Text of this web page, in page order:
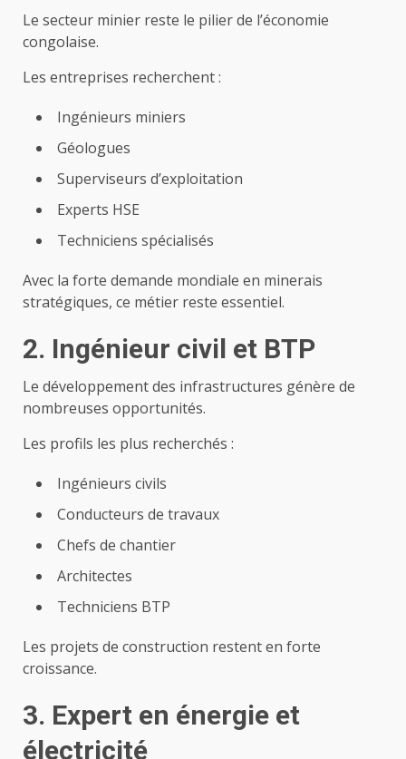
Le secteur minier reste le pilier de l’économie
congolaise.
Les entreprises recherchent :
Ingénieurs miniers
Géologues
Superviseurs d’exploitation
Experts HSE
Techniciens spécialisés
Avec la forte demande mondiale en minerais
stratégiques, ce métier reste essentiel.
2. Ingénieur civil et BTP
Le développement des infrastructures génère de
nombreuses opportunités.
Les profils les plus recherchés :
Ingénieurs civils
Conducteurs de travaux
Chefs de chantier
Architectes
Techniciens BTP
Les projets de construction restent en forte
croissance.
3. Expert en énergie et
électricité